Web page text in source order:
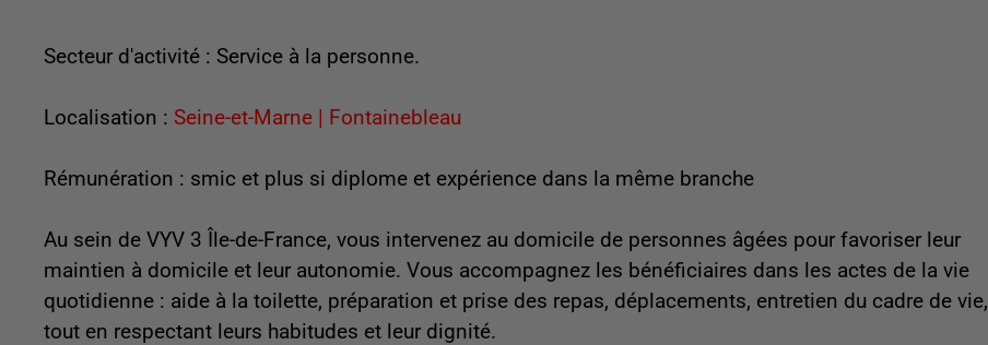
Secteur d'activité : Service à la personne.
Localisation : Seine-et-Marne | Fontainebleau
Rémunération : smic et plus si diplome et expérience dans la même branche
Au sein de VYV 3 Île-de-France, vous intervenez au domicile de personnes âgées pour favoriser leur
maintien à domicile et leur autonomie. Vous accompagnez les bénéficiaires dans les actes de la vie
quotidienne : aide à la toilette, préparation et prise des repas, déplacements, entretien du cadre de vie,
tout en respectant leurs habitudes et leur dignité.